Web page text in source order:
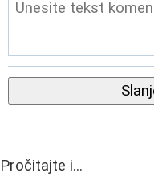
Pročitajte i...